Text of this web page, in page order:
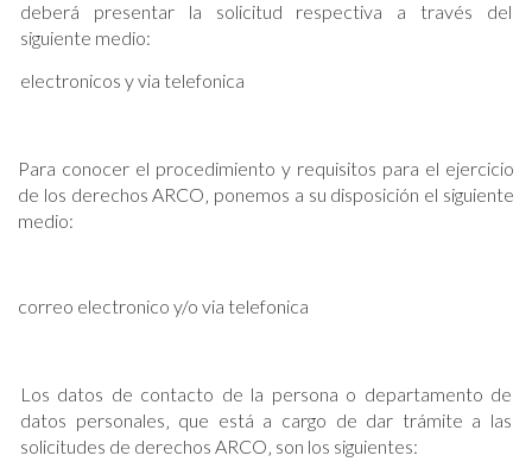
deberá presentar la solicitud respectiva a través del
siguiente medio:
electronicos y via telefonica
Para conocer el procedimiento y requisitos para el ejercicio
de los derechos ARCO‚ ponemos a su disposición el siguiente
medio:
correo electronico y/o via telefonica
Los datos de contacto de la persona o departamento de
datos personales‚ que está a cargo de dar trámite a las
solicitudes de derechos ARCO‚ son los siguientes: